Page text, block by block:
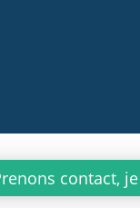
contact,